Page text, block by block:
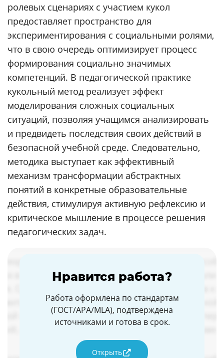
ролевых сценариях с участием кукол
предоставляет пространство для
экспериментирования с социальными ролями,
что в свою очередь оптимизирует процесс
формирования социально значимых
компетенций. В педагогической практике
кукольный метод реализует эффект
моделирования сложных социальных
ситуаций, позволяя учащимся анализировать
и предвидеть последствия своих действий в
безопасной учебной среде. Следовательно,
методика выступает как эффективный
механизм трансформации абстрактных
понятий в конкретные образовательные
действия, стимулируя активную рефлексию и
критическое мышление в процессе решения
педагогических задач.
Нравится работа?
Работа оформлена по стандартам
(ГОСТ/APA/MLA), подтверждена
источниками и готова в срок.
Открыть